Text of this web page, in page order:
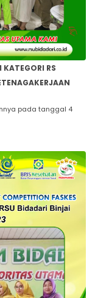
KATEGORI RS
pada tanggal 4